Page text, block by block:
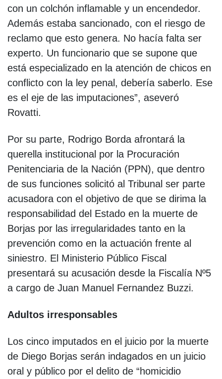
con un colchón inflamable y un encendedor.
Además estaba sancionado, con el riesgo de
reclamo que esto genera. No hacía falta ser
experto. Un funcionario que se supone que
está especializado en la atención de chicos en
conflicto con la ley penal, debería saberlo. Ese
es el eje de las imputaciones”, aseveró
Rovatti.
Por su parte, Rodrigo Borda afrontará la
querella institucional por la Procuración
Penitenciaria de la Nación (PPN), que dentro
de sus funciones solicitó al Tribunal ser parte
acusadora con el objetivo de que se dirima la
responsabilidad del Estado en la muerte de
Borjas por las irregularidades tanto en la
prevención como en la actuación frente al
siniestro. El Ministerio Público Fiscal
presentará su acusación desde la Fiscalía Nº5
a cargo de Juan Manuel Fernandez Buzzi.
Adultos irresponsables
Los cinco imputados en el juicio por la muerte
de Diego Borjas serán indagados en un juicio
oral y público por el delito de “homicidio